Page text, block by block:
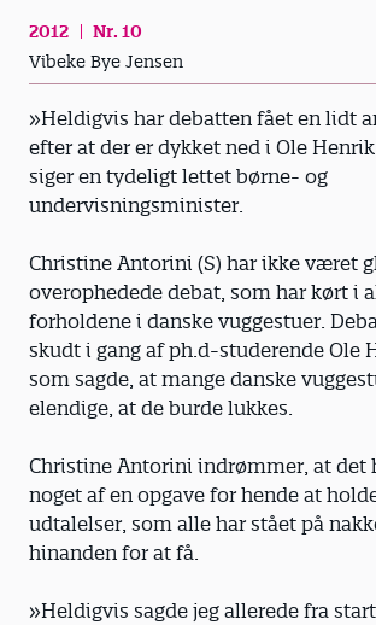
2012
Nr. 10
Vibeke Bye Jensen
»Heldigvis har debatten fået en lidt
efter at der er dykket ned i Ole
siger en tydeligt lettet børne- og
undervisningsminister.
Christine Antorini (S) har ikke været
overophedede debat, som har kørt i
forholdene i danske vuggestuer.
skudt i gang af ph.d-studerende Ole
som sagde, at mange danske
elendige, at de burde lukkes.
Christine Antorini indrømmer, at det
noget af en opgave for hende at
udtalelser, som alle har stået på
hinanden for at få.
»Heldigvis sagde jeg allerede fra